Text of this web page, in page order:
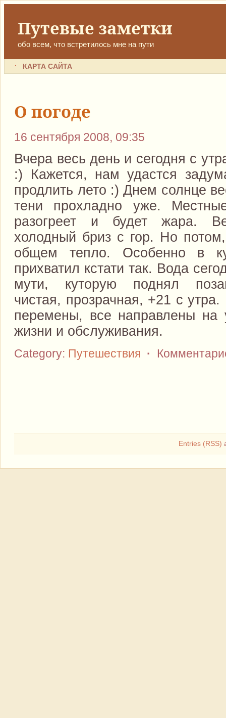
Путевые заметки
обо всем, что встретилось мне на пути
КАРТА САЙТА
О погоде
16 сентября 2008, 09:35
Вчера весь день и сегодня с
:) Кажется, нам удастся
продлить лето :) Днем солнце
тени прохладно уже.
разогреет и будет жара.
холодный бриз с гор. Но
общем тепло. Особенно в
прихватил кстати так. Вода
мути, куторую поднял
чистая, прозрачная, +21 с
перемены, все направлены на
жизни и обслуживания.
Category: Путешествия ·
Entries (RSS)